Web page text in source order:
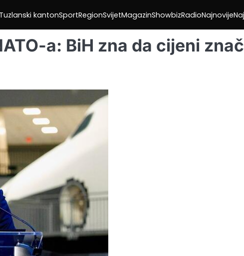
Tuzlanski kantonSportRegionSvijetMagazinShowbizRadioNajnovije
a: BiH zna da cijeni